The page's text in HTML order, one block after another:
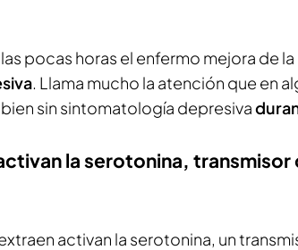
pocas horas el enfermo mejora de la
. Llama mucho la atención que en
sin sintomatología depresiva
la serotonina, transmisor
activan la serotonina, un